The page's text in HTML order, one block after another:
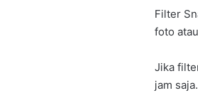
Filter
foto
Jika
jam saja.